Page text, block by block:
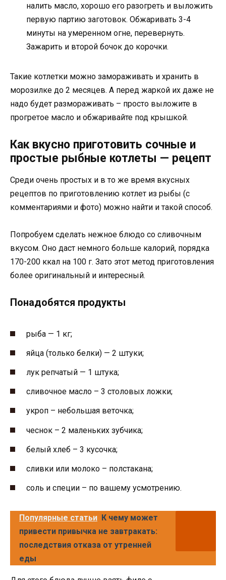
налить масло, хорошо его разогреть и выложить
первую партию заготовок. Обжаривать 3-4
минуты на умеренном огне, перевернуть.
Зажарить и второй бочок до корочки.
Такие котлетки можно замораживать и хранить в
морозилке до 2 месяцев. А перед жаркой их даже не
надо будет размораживать – просто выложите в
прогретое масло и обжаривайте под крышкой.
Как вкусно приготовить сочные и
простые рыбные котлеты — рецепт
Среди очень простых и в то же время вкусных
рецептов по приготовлению котлет из рыбы (с
комментариями и фото) можно найти и такой способ.
Попробуем сделать нежное блюдо со сливочным
вкусом. Оно даст немного больше калорий, порядка
170-200 ккал на 100 г. Зато этот метод приготовления
более оригинальный и интересный.
Понадобятся продукты
рыба — 1 кг;
яйца (только белки) — 2 штуки;
лук репчатый — 1 штука;
сливочное масло – 3 столовых ложки;
укроп – небольшая веточка;
чеснок – 2 маленьких зубчика;
белый хлеб – 3 кусочка;
сливки или молоко – полстакана;
соль и специи – по вашему усмотрению.
Популярные статьи К чему может
привести привычка не завтракать:
последствия отказа от утренней
еды